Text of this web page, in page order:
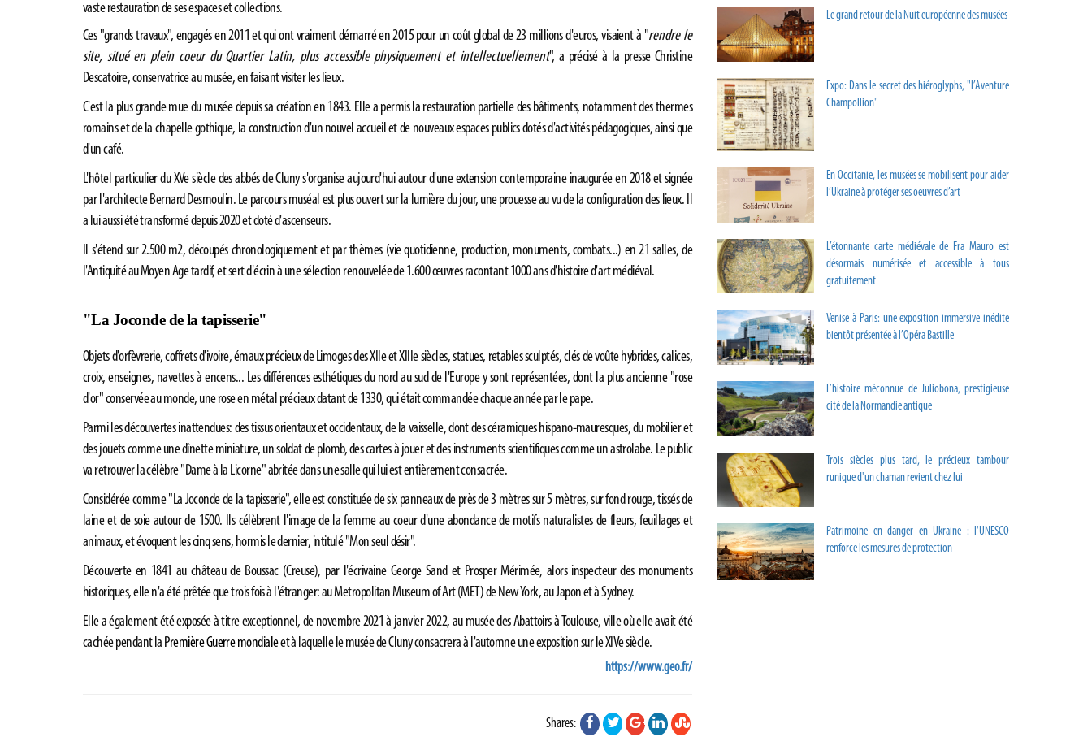
vaste restauration de ses espaces et collections.
Ces "grands travaux", engagés en 2011 et qui ont vraiment démarré en 2015 pour un coût global de 23 millions d'euros, visaient à "rendre le
site, situé en plein coeur du Quartier Latin, plus accessible physiquement et intellectuellement", a précisé à la presse Christine
Descatoire, conservatrice au musée, en faisant visiter les lieux.
C'est la plus grande mue du musée depuis sa création en 1843. Elle a permis la restauration partielle des bâtiments, notamment des thermes
romains et de la chapelle gothique, la construction d'un nouvel accueil et de nouveaux espaces publics dotés d'activités pédagogiques, ainsi que
d'un café.
L'hôtel particulier du XVe siècle des abbés de Cluny s'organise aujourd'hui autour d'une extension contemporaine inaugurée en 2018 et signée
par l'architecte Bernard Desmoulin. Le parcours muséal est plus ouvert sur la lumière du jour, une prouesse au vu de la configuration des lieux. Il
a lui aussi été transformé depuis 2020 et doté d'ascenseurs.
Il s'étend sur 2.500 m2, découpés chronologiquement et par thèmes (vie quotidienne, production, monuments, combats...) en 21 salles, de
l'Antiquité au Moyen Age tardif, et sert d'écrin à une sélection renouvelée de 1.600 œuvres racontant 1000 ans d'histoire d'art médiéval.
"La Joconde de la tapisserie"
Objets d'orfèvrerie, coffrets d'ivoire, émaux précieux de Limoges des XIIe et XIIIe siècles, statues, retables sculptés, clés de voûte hybrides, calices,
croix, enseignes, navettes à encens... Les différences esthétiques du nord au sud de l'Europe y sont représentées, dont la plus ancienne "rose
d'or" conservée au monde, une rose en métal précieux datant de 1330, qui était commandée chaque année par le pape.
Parmi les découvertes inattendues: des tissus orientaux et occidentaux, de la vaisselle, dont des céramiques hispano-mauresques, du mobilier et
des jouets comme une dînette miniature, un soldat de plomb, des cartes à jouer et des instruments scientifiques comme un astrolabe. Le public
va retrouver la célèbre "Dame à la Licorne" abritée dans une salle qui lui est entièrement consacrée.
Considérée comme "La Joconde de la tapisserie", elle est constituée de six panneaux de près de 3 mètres sur 5 mètres, sur fond rouge, tissés de
laine et de soie autour de 1500. Ils célèbrent l'image de la femme au coeur d'une abondance de motifs naturalistes de fleurs, feuillages et
animaux, et évoquent les cinq sens, hormis le dernier, intitulé "Mon seul désir".
Découverte en 1841 au château de Boussac (Creuse), par l'écrivaine George Sand et Prosper Mérimée, alors inspecteur des monuments
historiques, elle n'a été prêtée que trois fois à l'étranger: au Metropolitan Museum of Art (MET) de New York, au Japon et à Sydney.
Elle a également été exposée à titre exceptionnel, de novembre 2021 à janvier 2022, au musée des Abattoirs à Toulouse, ville où elle avait été
cachée pendant la Première Guerre mondialeet à laquelle le musée de Cluny consacrera à l'automne une exposition sur le XIVe siècle.
https://www.geo.fr/
Shares:
Le grand retour de la Nuit européenne des musées
Expo: Dans le secret des hiéroglyphs, "l’Aventure
Champollion"
En Occitanie, les musées se mobilisent pour aider
l’Ukraine à protéger ses oeuvres d’art
L’étonnante carte médiévale de Fra Mauro est
désormais numérisée et accessible à tous
gratuitement
Venise à Paris: une exposition immersive inédite
bientôt présentée à l’Opéra Bastille
L’histoire méconnue de Juliobona, prestigieuse
cité de la Normandie antique
Trois siècles plus tard, le précieux tambour
runique d'un chaman revient chez lui
Patrimoine en danger en Ukraine : l'UNESCO
renforce les mesures de protection